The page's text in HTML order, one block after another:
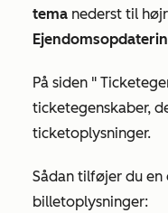
tema nederst til
På siden "
ticketegenskaber,
ticketoplysninger.
Sådan tilføjer du
billetoplysninger: